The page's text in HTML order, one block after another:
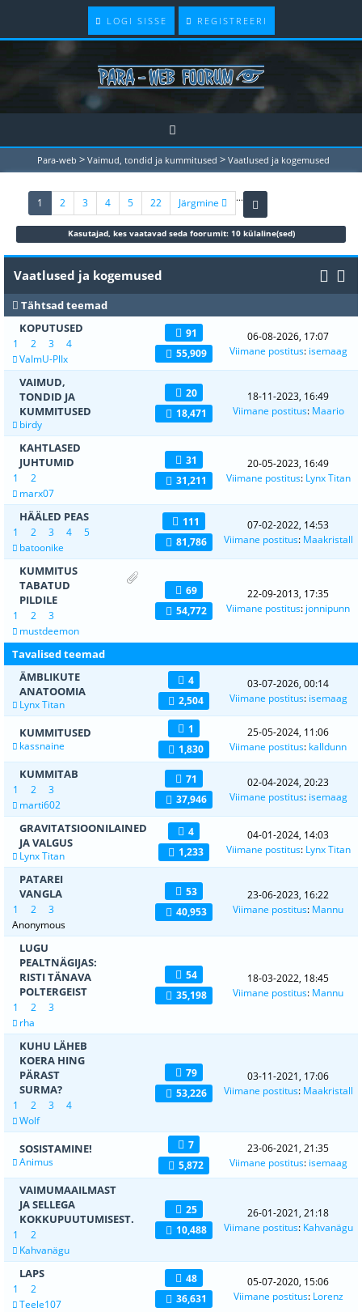
LOGI SISSE REGISTREERI
Para-web > Vaimud, tondid ja kummitused > Vaatlused ja kogemused
1 (current)
2 3 4 5 ...
22 Järgmine
Kasutajad, kes vaatavad seda foorumit: 10 külaline(sed)
Vaatlused ja kogemused
Tähtsad teemad
KOPUTUSED
1 2 3
4
VaImU-PlIx
91
55,909
06-08-2026, 17:07
Viimane postitus: isemaag
VAIMUD,
TONDID JA
KUMMITUSED
birdy
20
18,471
18-11-2023, 16:49
Viimane postitus: Maario
KAHTLASED
JUHTUMID
1
2
marx07
31
31,211
20-05-2023, 16:49
Viimane postitus: Lynx Titan
HÄÄLED PEAS
1 2 3 4
5
batoonike
111
81,786
07-02-2022, 14:53
Viimane postitus: Maakristall
KUMMITUS
TABATUD
PILDILE
1 2
3
mustdeemon
69
54,772
22-09-2013, 17:35
Viimane postitus: jonnipunn
Tavalised teemad
ÄMBLIKUTE
ANATOOMIA
Lynx Titan
4
2,504
03-07-2026, 00:14
Viimane postitus: isemaag
KUMMITUSED
kassnaine
1
1,830
25-05-2024, 11:06
Viimane postitus: kalldunn
KUMMITAB
1 2
3
marti602
71
37,946
02-04-2024, 20:23
Viimane postitus: isemaag
GRAVITATSIOONILAINED
JA VALGUS
Lynx Titan
4
1,233
04-01-2024, 14:03
Viimane postitus: Lynx Titan
PATAREI
VANGLA
1 2
3
Anonymous
53
40,953
23-06-2023, 16:22
Viimane postitus: Mannu
LUGU
PEALTNÄGIJAS:
RISTI TÄNAVA
POLTERGEIST
1 2
3
rha
54
35,198
18-03-2022, 18:45
Viimane postitus: Mannu
KUHU LÄHEB
KOERA HING
PÄRAST
SURMA?
1 2 3
4
Wolf
79
53,226
03-11-2021, 17:06
Viimane postitus: Maakristall
SOSISTAMINE!
Animus
7
5,872
23-06-2021, 21:35
Viimane postitus: isemaag
VAIMUMAAILMAST
JA SELLEGA
KOKKUPUUTUMISEST.
1
2
Kahvanägu
25
10,488
26-01-2021, 21:18
Viimane postitus: Kahvanägu
LAPS
1
2
Teele107
48
36,631
05-07-2020, 15:06
Viimane postitus: Lorenz